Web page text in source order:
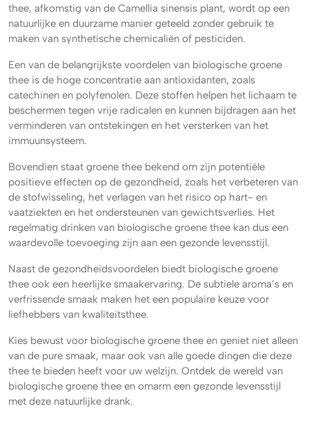
thee, afkomstig van de Camellia sinensis plant, wordt op een
natuurlijke en duurzame manier geteeld zonder gebruik te
maken van synthetische chemicaliën of pesticiden.
Een van de belangrijkste voordelen van biologische groene
thee is de hoge concentratie aan antioxidanten, zoals
catechinen en polyfenolen. Deze stoffen helpen het lichaam te
beschermen tegen vrije radicalen en kunnen bijdragen aan het
verminderen van ontstekingen en het versterken van het
immuunsysteem.
Bovendien staat groene thee bekend om zijn potentiële
positieve effecten op de gezondheid, zoals het verbeteren van
de stofwisseling, het verlagen van het risico op hart- en
vaatziekten en het ondersteunen van gewichtsverlies. Het
regelmatig drinken van biologische groene thee kan dus een
waardevolle toevoeging zijn aan een gezonde levensstijl.
Naast de gezondheidsvoordelen biedt biologische groene
thee ook een heerlijke smaakervaring. De subtiele aroma’s en
verfrissende smaak maken het een populaire keuze voor
liefhebbers van kwaliteitsthee.
Kies bewust voor biologische groene thee en geniet niet alleen
van de pure smaak, maar ook van alle goede dingen die deze
thee te bieden heeft voor uw welzijn. Ontdek de wereld van
biologische groene thee en omarm een gezonde levensstijl
met deze natuurlijke drank.